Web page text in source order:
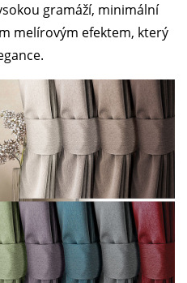
gramáží, minimální
melírovým efektem, který